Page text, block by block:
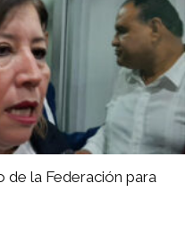
la Federación para